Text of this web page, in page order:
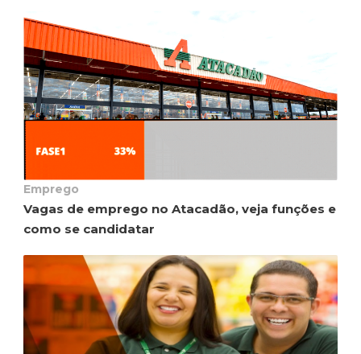
Emprego
Vagas de emprego no Atacadão, veja funções e
como se candidatar